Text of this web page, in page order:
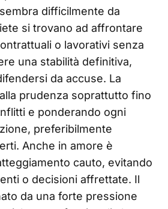
difficilmente da
si trovano ad affrontare
o lavorativi senza
una stabilità definitiva,
da accuse. La
prudenza soprattutto fino
e ponderando ogni
preferibilmente
Anche in amore è
cauto, evitando
o decisioni affrettate. Il
da una forte pressione